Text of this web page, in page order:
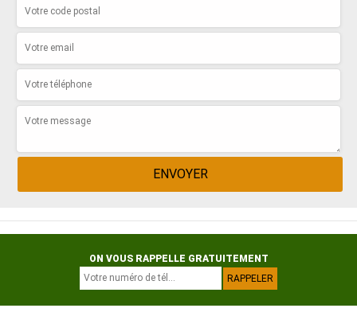
ON VOUS RAPPELLE GRATUITEMENT